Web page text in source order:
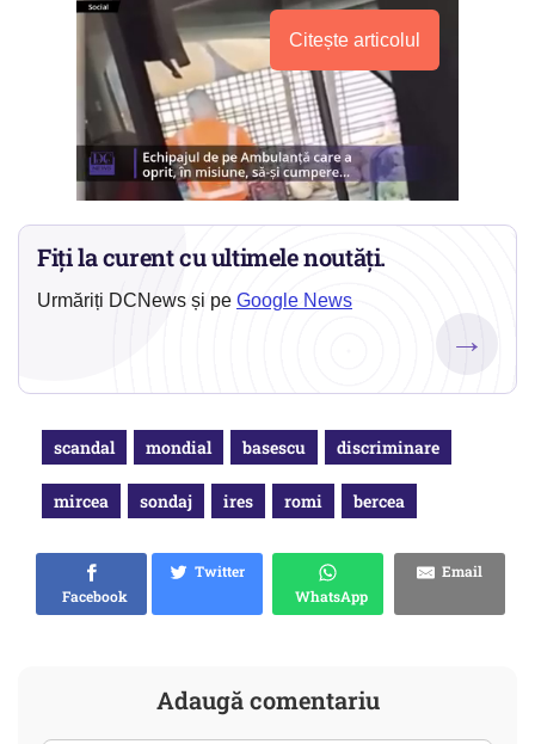
Citește articolul
Fiți la curent cu ultimele noutăți.
Urmăriți DCNews și pe Google News
→
scandal mondial basescu discriminare
mircea sondaj ires romi bercea
Facebook
Twitter
WhatsApp
Email
Adaugă comentariu